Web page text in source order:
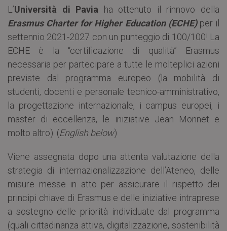
L’Università di Pavia ha ottenuto il rinnovo della
Erasmus Charter for Higher Education (ECHE) per il
settennio 2021-2027 con un punteggio di 100/100! La
ECHE è la “certificazione di qualità” Erasmus
necessaria per partecipare a tutte le molteplici azioni
previste dal programma europeo (la mobilità di
studenti, docenti e personale tecnico-amministrativo,
la progettazione internazionale, i campus europei, i
master di eccellenza, le iniziative Jean Monnet e
molto altro). (English below)
Viene assegnata dopo una attenta valutazione della
strategia di internazionalizzazione dell’Ateneo, delle
misure messe in atto per assicurare il rispetto dei
principi chiave di Erasmus e delle iniziative intraprese
a sostegno delle priorità individuate dal programma
(quali cittadinanza attiva, digitalizzazione, sostenibilità